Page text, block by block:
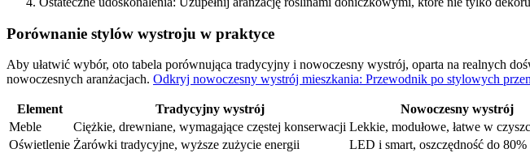
Porównanie stylów wystroju w praktyce
Aby ułatwić wybór, oto tabela porównująca tradycyjny i nowoczesny wystrój, oparta na realnych
nowoczesnych aranżacjach. Odkryj nowoczesny wystrój mieszkania: Przewodnik po stylowych
Element Tradycyjny wystrój
Nowoczesny wystrój
Meble
Ciężkie, drewniane, wymagające częstej konserwacji Lekkie, modułowe, łatwe w
Oświetlenie Żarówki tradycyjne, wyższe zużycie energii
LED i smart, oszczędność do 80%